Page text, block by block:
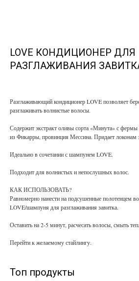
LOVE КОНДИЦИОНЕР ДЛЯ
РАЗГЛАЖИВАНИЯ
Разглаживающий кондиционер LOVE позволяет
разглаживать волнистые волосы.
Содержит экстракт оливы сорта «Минута» с
из Фикарры, провинция Мессина. Придает локонам
Идеально в сочетании с шампунем LOVE.
Подходит для волнистых и непослушных волос.
КАК ИСПОЛЬЗОВАТЬ?
Равномерно нанести на подсушенные полотенцем
LOVE/шампуня для разглаживания завитка.
Оставить на 2-5 минут, расчесать волосы, смыть
Перейти к желаемому стайлингу.
Топ продукты